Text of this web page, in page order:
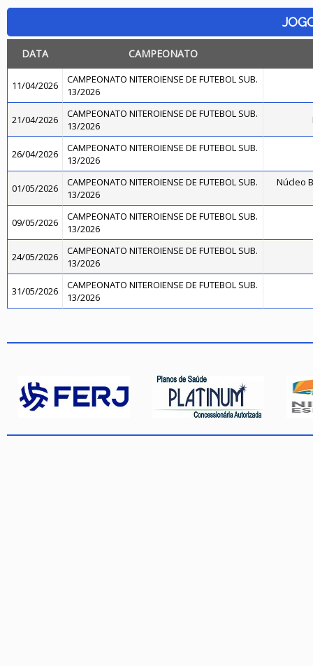
DATA CAMPEONATO
11/04/2026
CAMPEONATO NITEROIENSE DE FUTEBOL SUB.
13/2026
21/04/2026
CAMPEONATO NITEROIENSE DE FUTEBOL SUB.
13/2026
26/04/2026
CAMPEONATO NITEROIENSE DE FUTEBOL SUB.
13/2026
01/05/2026
CAMPEONATO NITEROIENSE DE FUTEBOL SUB.
13/2026
Núcleo
09/05/2026
CAMPEONATO NITEROIENSE DE FUTEBOL SUB.
13/2026
24/05/2026
CAMPEONATO NITEROIENSE DE FUTEBOL SUB.
13/2026
31/05/2026
CAMPEONATO NITEROIENSE DE FUTEBOL SUB.
13/2026